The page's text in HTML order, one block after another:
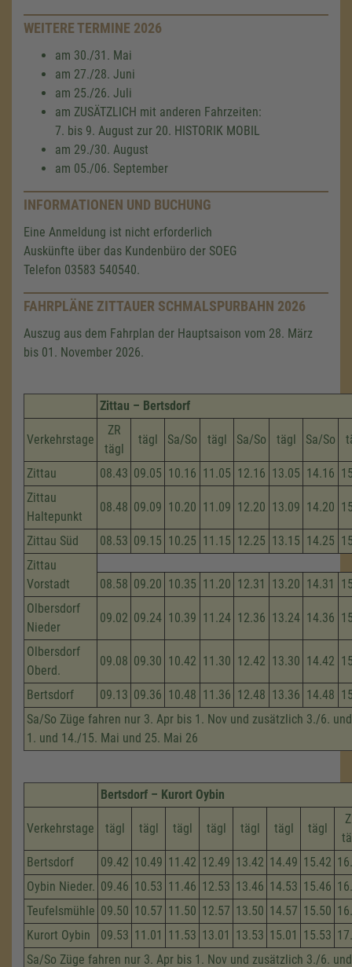
WEITERE TERMINE 2026
am 30./31. Mai
am 27./28. Juni
am 25./26. Juli
am ZUSÄTZLICH mit anderen Fahrzeiten:
7. bis 9. August zur 20. HISTORIK MOBIL
am 29./30. August
am 05./06. September
INFORMATIONEN UND BUCHUNG
Eine Anmeldung ist nicht erforderlich
Auskünfte über das Kundenbüro der SOEG
Telefon 03583 540540.
FAHRPLÄNE ZITTAUER SCHMALSPURBAHN 2026
Auszug aus dem Fahrplan der Hauptsaison vom 28. März
bis 01. November 2026.
Zittau – Bertsdorf
Verkehrstage
ZR
tägl
tägl Sa/So tägl Sa/So tägl Sa/So
Zittau 08.43 09.05 10.16 11.05 12.16 13.05 14.16
Zittau
Haltepunkt
08.48 09.09 10.20 11.09 12.20 13.09 14.20
Zittau Süd 08.53 09.15 10.25 11.15 12.25 13.15 14.25
Zittau
Vorstadt
08.58 09.20 10.35 11.20 12.31 13.20 14.31
Olbersdorf
Nieder
09.02 09.24 10.39 11.24 12.36 13.24 14.36
Olbersdorf
Oberd.
09.08 09.30 10.42 11.30 12.42 13.30 14.42
Bertsdorf 09.13 09.36 10.48 11.36 12.48 13.36 14.48
Sa/So Züge fahren nur 3. Apr bis 1. Nov und zusätzlich 3./6.
1. und 14./15. Mai und 25. Mai 26
Bertsdorf – Kurort Oybin
Verkehrstage tägl tägl tägl tägl tägl tägl tägl
Bertsdorf
09.42 10.49 11.42 12.49 13.42 14.49 15.42
Oybin Nieder. 09.46 10.53 11.46 12.53 13.46 14.53 15.46
Teufelsmühle 09.50 10.57 11.50 12.57 13.50 14.57 15.50
Kurort Oybin
09.53 11.01 11.53 13.01 13.53 15.01 15.53
Sa/So Züge fahren nur 3. Apr bis 1. Nov und zusätzlich 3./6.